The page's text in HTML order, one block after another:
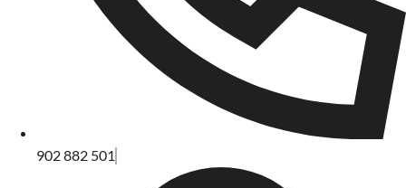
902 882 501